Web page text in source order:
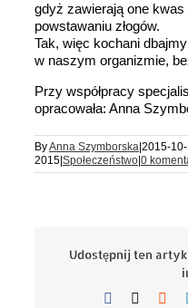
gdyż zawierają one
powstawaniu złogów.
Tak, więc kochani
w naszym organizmie,
Przy współpracy
opracowała: Anna
ByAnna Szymborska|2015-
2015|Społeczeństwo|0
Udostępnij ten
Facebook